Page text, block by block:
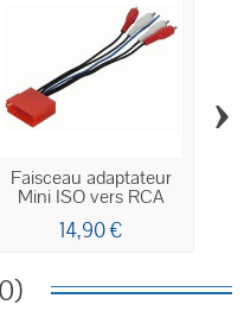
Faisceau adaptateur
Mini ISO vers RCA
14,90 €
›